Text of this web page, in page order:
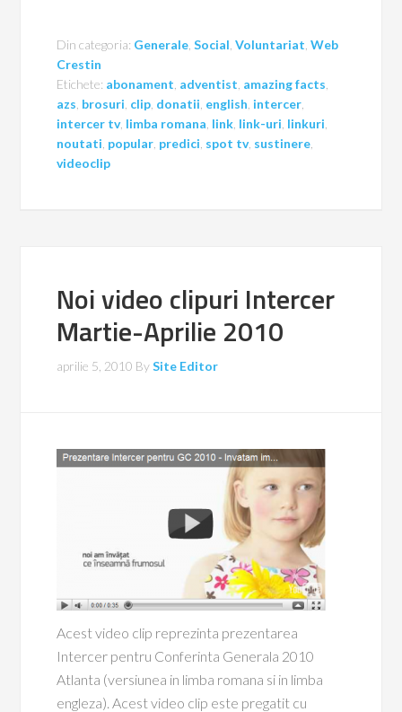
Din categoria: Generale ,Social ,Voluntariat ,Web
Crestin
Etichete: abonament adventist amazing facts
azs brosuri clip donatii english intercer
intercer tv, limba romana link link-uri linkuri
noutati popular predici spot tv, sustinere
videoclip
Noi video clipuri Intercer
Martie-Aprilie 2010
aprilie 5, 2010 BySite Editor
Acest video clip reprezinta prezentarea
Intercer pentru Conferinta Generala 2010
Atlanta (versiunea in limba romana si in limba
engleza). Acest video clip este pregatit cu